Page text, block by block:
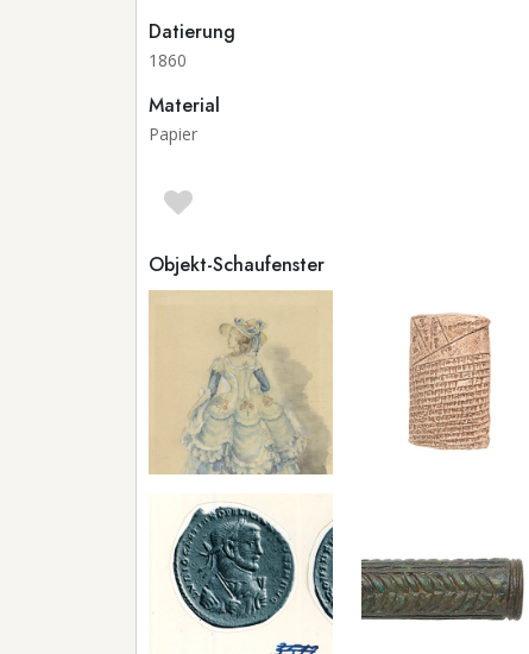
Datierung
1860
Material
Papier
Objekt-Schaufenster